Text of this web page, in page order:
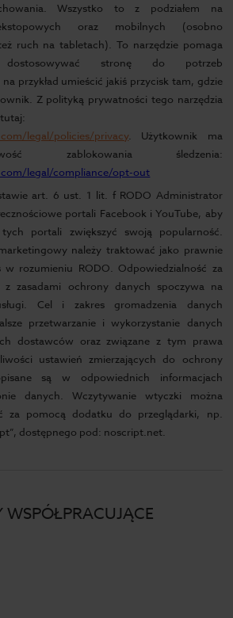
Wszystko to z podziałem na
oraz mobilnych (osobno
ruch na tabletach). To narzędzie pomaga
dostosowywać stronę do potrzeb
przykład umieścić jakiś przycisk tam, gdzie
Z polityką prywatności tego narzędzia
legal/policies/privacy. Użytkownik ma
zablokowania śledzenia:
legal/compliance/opt-out
art. 6 ust. 1 lit. f RODO Administrator
portali Facebook i YouTube, aby
portali zwiększyć swoją popularność.
należy traktować jako prawnie
w rozumieniu RODO. Odpowiedzialność za
z zasadami ochrony danych spoczywa na
Cel i zakres gromadzenia danych
przetwarzanie i wykorzystanie danych
dostawców oraz związane z tym prawa
ustawień zmierzających do ochrony
są w odpowiednich informacjach
danych. Wczytywanie wtyczki można
za pomocą dodatku do przeglądarki, np.
dostępnego pod: noscript.net.
WSPÓŁPRACUJĄCE